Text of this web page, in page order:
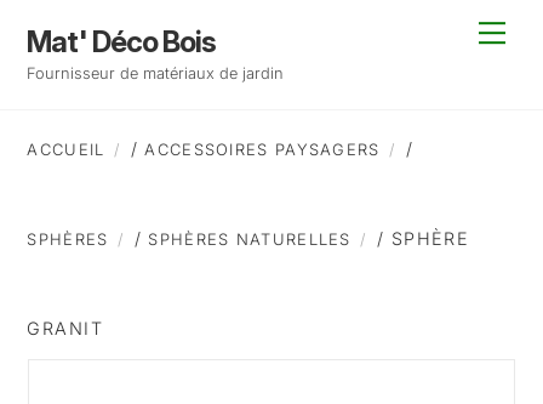
content
Mat' Déco Bois
Fournisseur de matériaux de jardin
ACCUEIL / ACCESSOIRES PAYSAGERS /
SPHÈRES / SPHÈRES NATURELLES / SPHÈRE
GRANIT
Top